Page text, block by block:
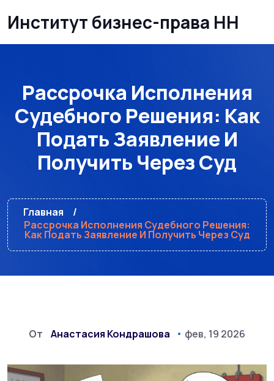
Институт бизнес-права НН
Рассрочка Исполнения
Судебного Решения: Как
Подать Заявление И
Получить Через Суд
Главная
Рассрочка Исполнения Судебного Решения:
Как Подать Заявление И Получить Через Суд
От Анастасия Кондрашова фев, 19 2026